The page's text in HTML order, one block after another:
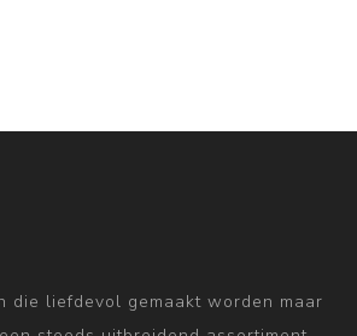
die liefdevol gemaakt worden maar